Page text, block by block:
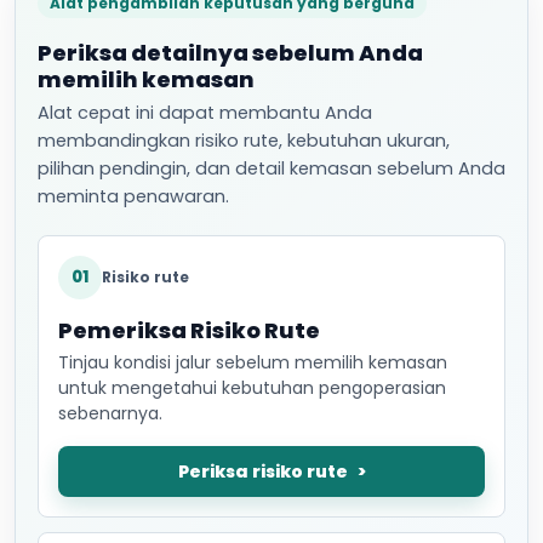
Periksa detailnya sebelum Anda
memilih kemasan
Alat cepat ini dapat membantu Anda
membandingkan risiko rute, kebutuhan ukuran,
pilihan pendingin, dan detail kemasan sebelum Anda
meminta penawaran.
01 Risiko rute
Pemeriksa Risiko Rute
Tinjau kondisi jalur sebelum memilih kemasan
untuk mengetahui kebutuhan pengoperasian
sebenarnya.
Periksa risiko rute